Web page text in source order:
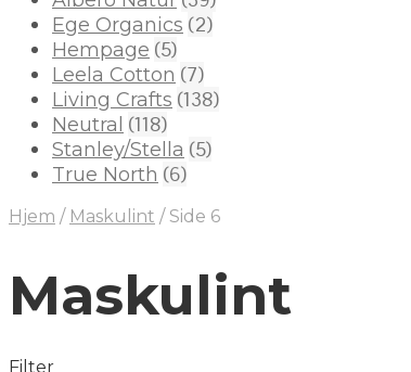
Ege Organics (2)
Hempage (5)
Leela Cotton (7)
Living Crafts (138)
Neutral (118)
Stanley/Stella (5)
True North (6)
Hjem / Maskulint /Side 6
Maskulint
Filter